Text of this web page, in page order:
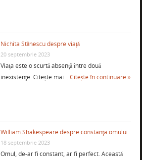
Nichita Stănescu despre viaţă
20 septembrie 2023
Viaţa este o scurtă absenţă între două
inexistenţe. Citește mai …Citește în continuare »
William Shakespeare despre constanţa omului
18 septembrie 2023
Omul, de-ar fi constant, ar fi perfect. Această